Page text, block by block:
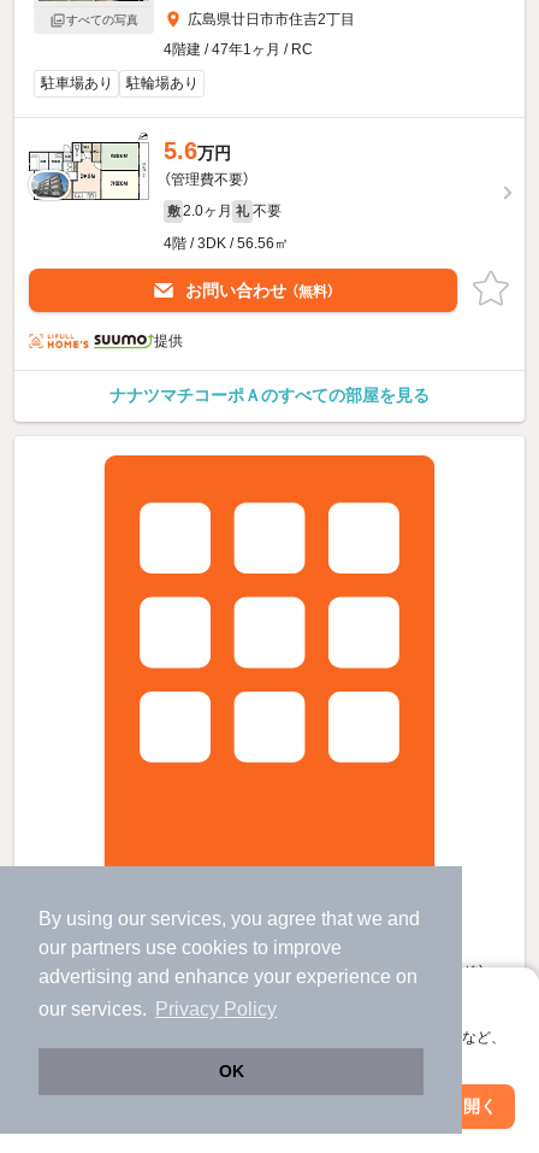
By using our services, you agree that we and
our partners use cookies to improve
advertising and enhance your experience on
our services.
Privacy Policy
OK
アプリに切り替えて、サクサクお部屋探し
会員登録なしですぐ使える。マップ検索やお気に入り保存など、
アプリを開く
すべての写真
広島県廿日市市住吉2丁目
4階建 / 47年1ヶ月 / RC
駐車場あり
駐輪場あり
5.6万円
（管理費不要）
敷 2.0ヶ月 礼 不要
4階 / 3DK / 56.56㎡
お問い合わせ （無料）
提供
ナナツマチコーポＡのすべての部屋を見る
廿日市市役所前平良駅より徒歩16分 新築 2階建の賃貸物件
廿日市市役所前（平良）駅 歩13分 （広電宮島線）
宮内串戸駅 歩
分 （山陽線）
広電廿日市駅 歩
絞り込み条件を変更